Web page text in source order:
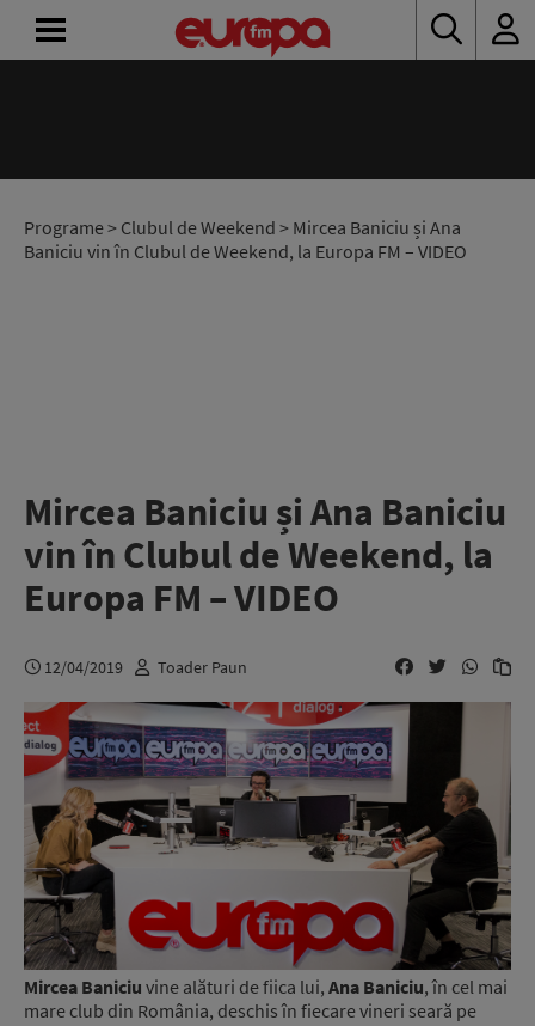
Programe> Clubul de Weekend > Mircea Baniciu și Ana
Baniciu vin în Clubul de Weekend, la Europa FM – VIDEO
Mircea Baniciu și Ana Baniciu
vin în Clubul de Weekend, la
Europa FM – VIDEO
12/04/2019 Toader Paun
Mircea Baniciu vine alături de fiica lui, Ana Baniciu, în cel mai
mare club din România, deschis în fiecare vineri seară pe
RADIO